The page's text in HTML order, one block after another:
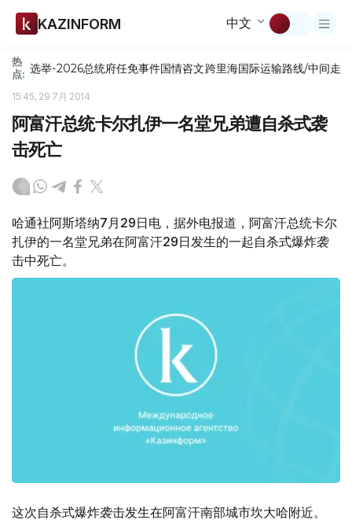
KAZINFORM 中文
热
点: 选举-2026总统府任免事件国情咨文跨里海国际运输路线/中间走廊
15:45, 29 7月 2014
阿富汗总统卡尔扎伊一名堂兄弟遭自杀式袭
击死亡
哈通社阿斯塔纳7月29日电，据外电报道，阿富汗总统卡尔
扎伊的一名堂兄弟在阿富汗29日发生的一起自杀式爆炸袭
击中死亡。
这次自杀式爆炸袭击发生在阿富汗南部城市坎大哈附近。